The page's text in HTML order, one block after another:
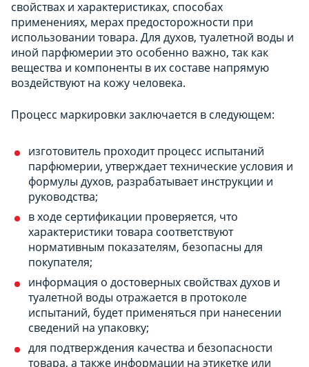
свойствах и характеристиках, способах
применениях, мерах предосторожности при
использовании товара. Для духов, туалетной воды и
иной парфюмерии это особенно важно, так как
вещества и компоненты в их составе напрямую
воздействуют на кожу человека.
Процесс маркировки заключается в следующем:
изготовитель проходит процесс испытаний
парфюмерии, утверждает технические условия и
формулы духов, разрабатывает инструкции и
руководства;
в ходе сертификации проверяется, что
характеристики товара соответствуют
нормативным показателям, безопасны для
покупателя;
информация о достоверных свойствах духов и
туалетной воды отражается в протоколе
испытаний, будет применяться при нанесении
сведений на упаковку;
для подтверждения качества и безопасности
товара, а также информации на этикетке или